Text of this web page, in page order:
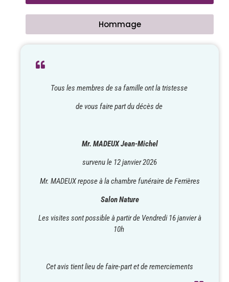
Hommage
Tous les membres de sa famille ont la tristesse
de vous faire part du décès de
Mr. MADEUX Jean-Michel
survenu le 12 janvier 2026
Mr. MADEUX repose à la chambre funéraire de Ferrières
Salon Nature
Les visites sont possible à partir de Vendredi 16 janvier à
10h
Cet avis tient lieu de faire-part et de remerciements